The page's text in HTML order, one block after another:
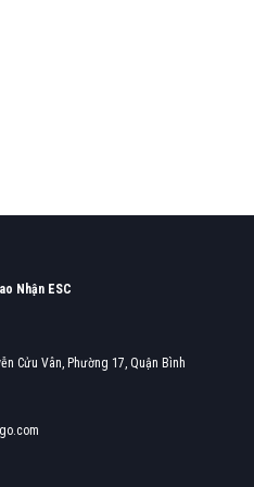
Nhận ESC
Cửu Vân, Phường 17, Quận Bình